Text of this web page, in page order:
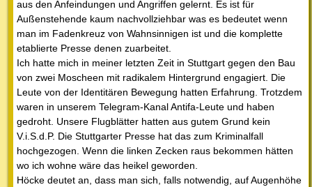
aus den Anfeindungen und Angriffen gelernt. Es ist für
Außenstehende kaum nachvollziehbar was es bedeutet wenn
man im Fadenkreuz von Wahnsinnigen ist und die komplette
etablierte Presse denen zuarbeitet.
Ich hatte mich in meiner letzten Zeit in Stuttgart gegen den Bau
von zwei Moscheen mit radikalem Hintergrund engagiert. Die
Leute von der Identitären Bewegung hatten Erfahrung. Trotzdem
waren in unserem Telegram-Kanal Antifa-Leute und haben
gedroht. Unsere Flugblätter hatten aus gutem Grund kein
V.i.S.d.P. Die Stuttgarter Presse hat das zum Kriminalfall
hochgezogen. Wenn die linken Zecken raus bekommen hätten
wo ich wohne wäre das heikel geworden.
Höcke deutet an, dass man sich, falls notwendig, auf Augenhöhe